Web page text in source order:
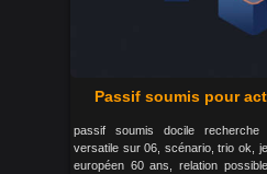
Passif soumis pour
passif soumis docile
versatile sur 06, scénario, trio ok,
européen 60 ans, relation